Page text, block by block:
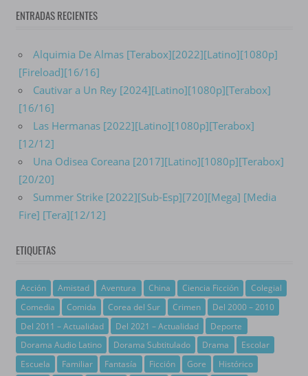
ENTRADAS RECIENTES
Alquimia De Almas [Terabox][2022][Latino][1080p]
[Fireload][16/16]
Cautivar a Un Rey [2024][Latino][1080p][Terabox]
[16/16]
Las Hermanas [2022][Latino][1080p][Terabox]
[12/12]
Una Odisea Coreana [2017][Latino][1080p][Terabox]
[20/20]
Summer Strike [2022][Sub-Esp][720][Mega] [Media
Fire] [Tera][12/12]
ETIQUETAS
Acción Amistad Aventura China Ciencia Ficción
Colegial
Comedia
Comida Corea del Sur Crimen
Del 2000 – 2010
Del 2011 – Actualidad
Del 2021 – Actualidad
Deporte
Dorama Audio Latino
Dorama Subtitulado Drama
Escolar
Escuela
Familiar Fantasía Ficción Gore
Histórico